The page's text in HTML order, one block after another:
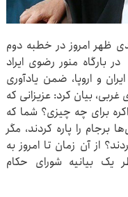
ظهر امروز در خطبه دوم
بارگاه منور رضوی ایراد
و اروپا، ضمن یادآوری
بیان کرد: عزیزانی که
برای چه چیزی؟ شما که
برجام را پاره کردند، مگر
مذاکره نکردند؟ از آن زمان تا امروز به
یک بیانیه شورای حکام